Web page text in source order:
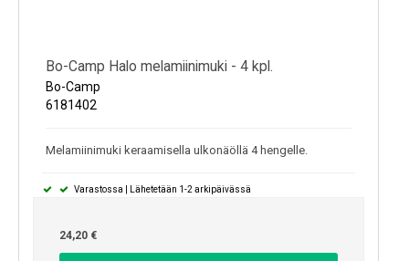
Bo-Camp Halo melamiinimuki - 4 kpl.
Bo-Camp
6181402
Melamiinimuki keraamisella ulkonäöllä 4 hengelle.
Varastossa | Lähetetään 1-2 arkipäivässä
24,20 €